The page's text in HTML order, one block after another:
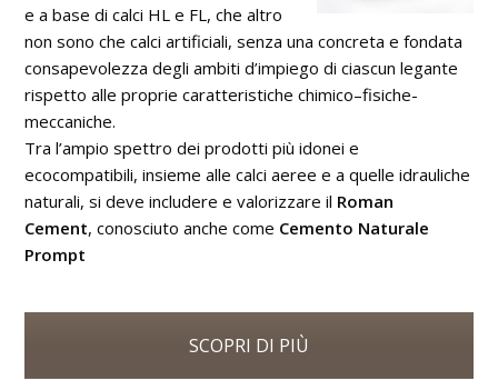
e a base di calci HL e FL, che altro
non sono che calci artificiali, senza una concreta e fondata
consapevolezza degli ambiti d’impiego di ciascun legante
rispetto alle proprie caratteristiche chimico–fisiche-
meccaniche.
Tra l’ampio spettro dei prodotti più idonei e
ecocompatibili, insieme alle calci aeree e a quelle idrauliche
naturali, si deve includere e valorizzare il Roman
Cement, conosciuto anche come Cemento Naturale
Prompt
SCOPRI DI PIÙ